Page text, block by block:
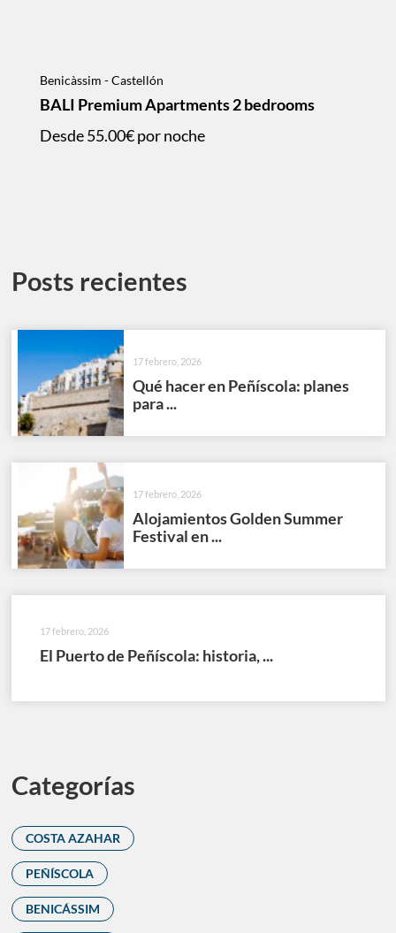
Benicàssim - Castellón
BALI Premium Apartments 2 bedrooms
Desde55.00€por noche
Posts recientes
17 febrero, 2026
Qué hacer en Peñíscola: planes
para ...
17 febrero, 2026
Alojamientos Golden Summer
Festival en ...
17 febrero, 2026
El Puerto de Peñíscola: historia, ...
Categorías
COSTA AZAHAR
PEÑÍSCOLA
BENICÁSSIM